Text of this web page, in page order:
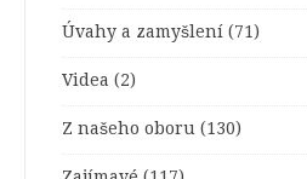
Úvahy a zamyšlení (71)
Videa (2)
Z našeho oboru (130)